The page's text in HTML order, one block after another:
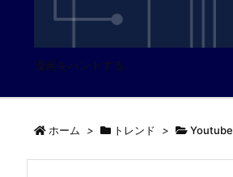
漫画をハントする
ホーム > トレンド > Youtube